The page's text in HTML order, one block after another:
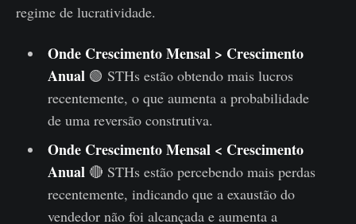
regime de lucratividade.
Onde Crescimento Mensal > Crescimento
Anual🟢 STHs estão obtendo mais lucros
recentemente, o que aumenta a probabilidade
de uma reversão construtiva.
Onde Crescimento Mensal < Crescimento
Anual🔴 STHs estão percebendo mais perdas
recentemente, indicando que a exaustão do
vendedor não foi alcançada e aumenta a